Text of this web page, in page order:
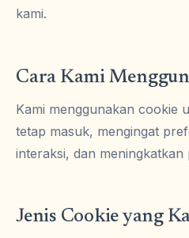
kami.
Cara Kami
Kami menggunakan cookie
tetap masuk, mengingat
interaksi, dan meningkatkan
Jenis Cookie yang